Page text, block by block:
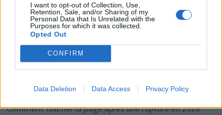
I want to opt-out of Collection, Use,
Retention, Sale, and/or Sharing of my
Personal Data that Is Unrelated with the
Purposes for which it was collected.
Opted Out
CONFIRM
Data Deletion Data Access Privacy Policy
Articles récents
Désactivez-le Facilement
Comment tourner la page après une rupture en 2026